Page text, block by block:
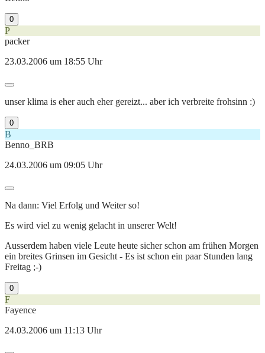
0
P
packer
23.03.2006 um 18:55 Uhr
unser klima is eher auch eher gereizt... aber ich verbreite frohsinn :)
0
B
Benno_BRB
24.03.2006 um 09:05 Uhr
Na dann: Viel Erfolg und Weiter so!
Es wird viel zu wenig gelacht in unserer Welt!
Ausserdem haben viele Leute heute sicher schon am frühen Morgen
ein breites Grinsen im Gesicht - Es ist schon ein paar Stunden lang
Freitag ;-)
0
F
Fayence
24.03.2006 um 11:13 Uhr